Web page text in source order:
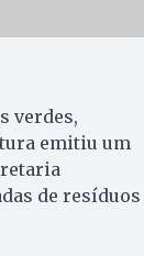
verdes,
emitiu um
de resíduos